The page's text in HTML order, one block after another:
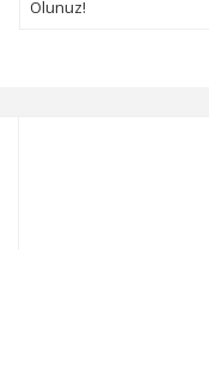
Olunuz!